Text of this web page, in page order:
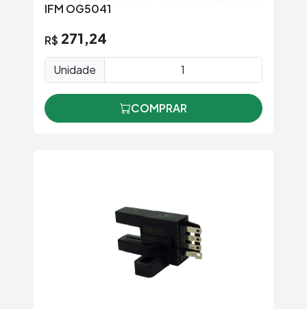
IFM OG5041
R$ 271,24
Unidade
COMPRAR